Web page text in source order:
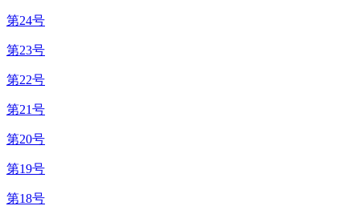
第24号
第23号
第22号
第21号
第20号
第19号
第18号